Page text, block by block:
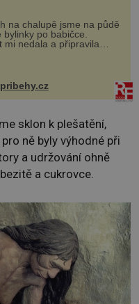
na chalupě jsme na půdě
bylinky po babičce.
mi nedala a připravila
lektvar… Zimní pobyt
se pro mě vlastní vinou
zážitek, na kt...
sklon k plešatění,
ně byly výhodné při
a udržování ohně
a cukrovce.